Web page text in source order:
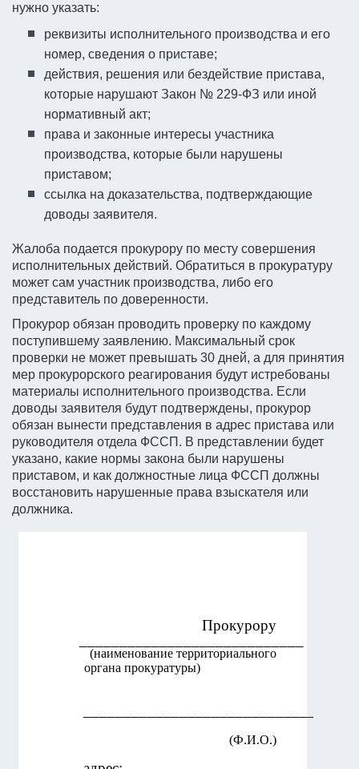
нужно указать:
реквизиты исполнительного производства и его
номер, сведения о приставе;
действия, решения или бездействие пристава,
которые нарушают Закон № 229-ФЗ или иной
нормативный акт;
права и законные интересы участника
производства, которые были нарушены
приставом;
ссылка на доказательства, подтверждающие
доводы заявителя.
Жалоба подается прокурору по месту совершения
исполнительных действий. Обратиться в прокуратуру
может сам участник производства, либо его
представитель по доверенности.
Прокурор обязан проводить проверку по каждому
поступившему заявлению. Максимальный срок
проверки не может превышать 30 дней, а для принятия
мер прокурорского реагирования будут истребованы
материалы исполнительного производства. Если
доводы заявителя будут подтверждены, прокурор
обязан вынести представления в адрес пристава или
руководителя отдела ФССП. В представлении будет
указано, какие нормы закона были нарушены
приставом, и как должностные лица ФССП должны
восстановить нарушенные права взыскателя или
должника.